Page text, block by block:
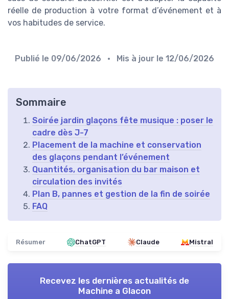
réelle de production à votre format d’événement et à
vos habitudes de service.
Publié le 09/06/2026 • Mis à jour le 12/06/2026
Sommaire
Soirée jardin glaçons fête musique : poser le
cadre dès J-7
Placement de la machine et conservation
des glaçons pendant l’événement
Quantités, organisation du bar maison et
circulation des invités
Plan B, pannes et gestion de la fin de soirée
FAQ
Résumer ChatGPT Claude Mistral
Recevez les dernières actualités de
Machine a Glacon